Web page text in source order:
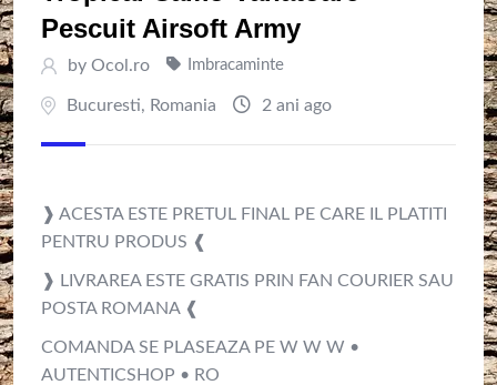
Pescuit Airsoft Army
by Ocol.ro Imbracaminte
Bucuresti, Romania 2 ani ago
❱ ACESTA ESTE PRETUL FINAL PE CARE IL PLATITI
PENTRU PRODUS ❰
❱ LIVRAREA ESTE GRATIS PRIN FAN COURIER SAU
POSTA ROMANA ❰
COMANDA SE PLASEAZA PE W W W •
AUTENTICSHOP • RO